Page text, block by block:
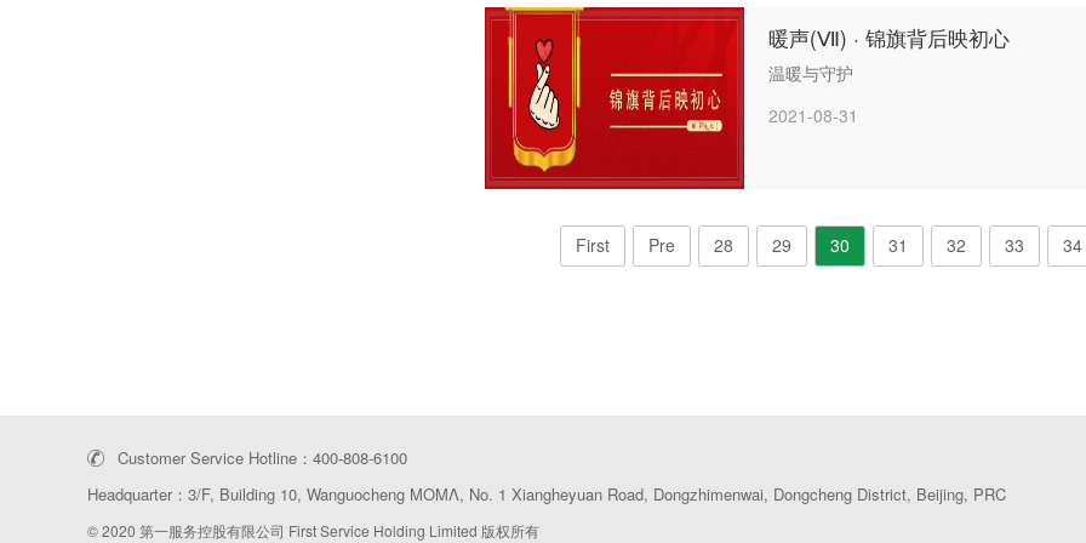
暖声(Ⅶ) · 锦旗背后映初心
温暖与守护
2021-08-31
First Pre 28 29 30 31 32 33 34
Customer Service Hotline：400-808-6100
Headquarter：3/F, Building 10, Wanguocheng MOMΛ, No. 1 Xiangheyuan Road, Dongzhimenwai, Dongcheng District, Beijing, PRC
© 2020 第一服务控股有限公司 First Service Holding Limited 版权所有